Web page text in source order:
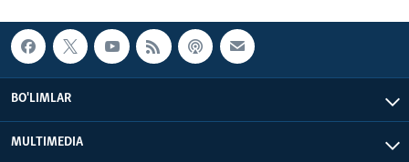
BO'LIMLAR
MULTIMEDIA